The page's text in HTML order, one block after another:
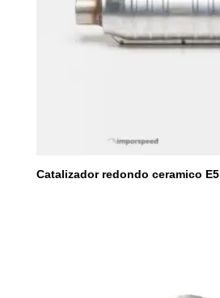
Catalizador redondo ceramico E5